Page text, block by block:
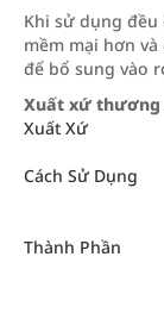
Khi sử dụng
mềm mại hơn
để bổ sung vào
Xuất xứ thương
Xuất Xứ
Cách Sử Dụng
Thành Phần